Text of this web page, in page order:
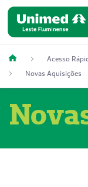
Acesso
Novas Aquisições